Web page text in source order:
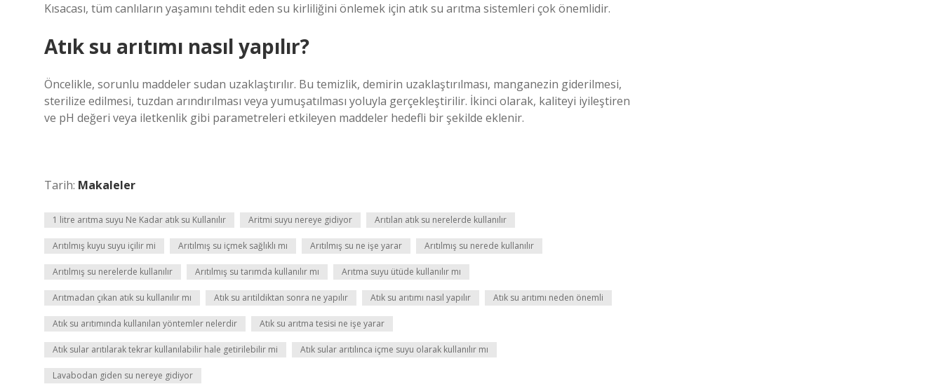
Kısacası, tüm canlıların yaşamını tehdit eden su kirliliğini önlemek için atık su arıtma sistemleri çok önemlidir.
Atık su arıtımı nasıl yapılır?
Öncelikle, sorunlu maddeler sudan uzaklaştırılır. Bu temizlik, demirin uzaklaştırılması, manganezin giderilmesi,
sterilize edilmesi, tuzdan arındırılması veya yumuşatılması yoluyla gerçekleştirilir. İkinci olarak, kaliteyi iyileştiren
ve pH değeri veya iletkenlik gibi parametreleri etkileyen maddeler hedefli bir şekilde eklenir.
Tarih: Makaleler
1 litre arıtma suyu Ne Kadar atık su Kullanılır Aritmi suyu nereye gidiyor Arıtılan atık su nerelerde kullanılır
Arıtılmış kuyu suyu içilir mi Arıtılmış su içmek sağlıklı mı Arıtılmış su ne işe yarar Arıtılmış su nerede kullanılır
Arıtılmış su nerelerde kullanılır Arıtılmış su tarımda kullanılır mı Arıtma suyu ütüde kullanılır mı
Arıtmadan çıkan atık su kullanılır mı Atık su arıtildiktan sonra ne yapılır Atık su arıtımı nasıl yapılır Atık su arıtımı neden önemli
Atık su arıtımında kullanılan yöntemler nelerdir Atık su arıtma tesisi ne işe yarar
Atık sular arıtılarak tekrar kullanılabilir hale getirilebilir mi Atık sular arıtılınca içme suyu olarak kullanılır mı
Lavabodan giden su nereye gidiyor